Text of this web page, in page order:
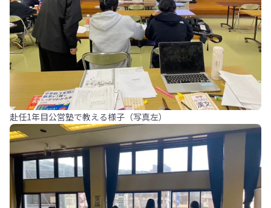
赴任1年目公営塾で教える様子（写真左）